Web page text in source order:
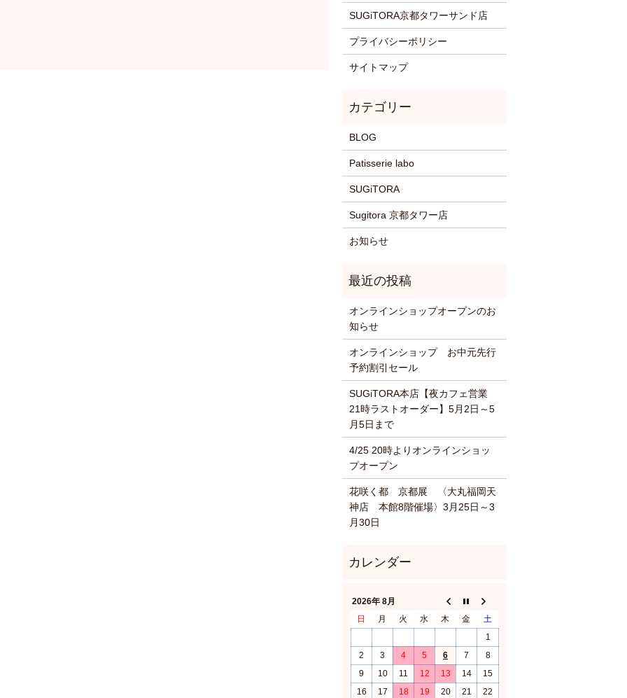
SUGiTORA京都タワーサンド店
プライバシーポリシー
サイトマップ
BLOG
Patisserie labo
SUGiTORA
Sugitora 京都タワー店
お知らせ
オンラインショップオープンのお
知らせ
オンラインショップ お中元先行
予約割引セール
SUGiTORA本店【夜カフェ営業
21時ラストオーダー】5月2日～5
月5日まで
4/25 20時よりオンラインショッ
プオープン
花咲く都 京都展 〈大丸福岡天
神店 本館8階催場〉3月25日～3
月30日
2026年 8月
日
月 火 水 木 金
土
1
2
3 4 5 6 7
8
9
10 11 12 13 14
15
16
17 18 19 20 21 22